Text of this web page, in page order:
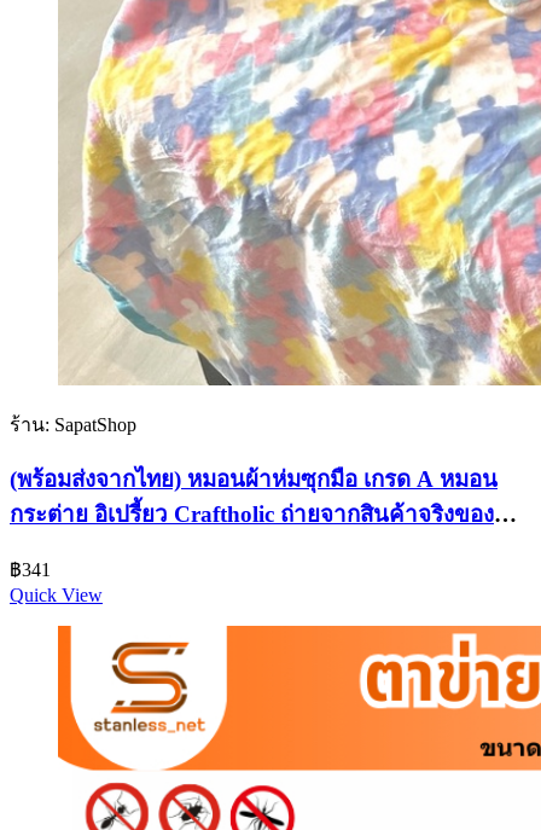
ร้าน: SapatShop
(พร้อมส่งจากไทย) หมอนผ้าห่มซุกมือ เกรด A หมอน
กระต่าย อิเปรี้ยว Craftholic ถ่ายจากสินค้าจริงของ
฿341
Quick View